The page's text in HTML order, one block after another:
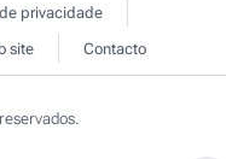
privacidade
site Contacto